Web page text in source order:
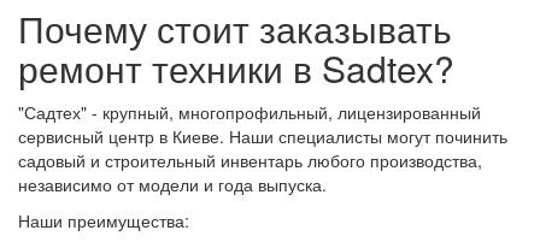
Почему стоит заказывать
ремонт техники в Sadtex?
"Садтех" - крупный, многопрофильный, лицензированный
сервисный центр в Киеве. Наши специалисты могут починить
садовый и строительный инвентарь любого производства,
независимо от модели и года выпуска.
Наши преимущества: